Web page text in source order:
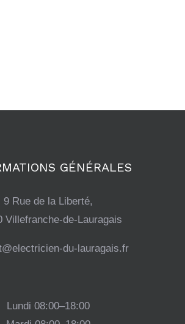
GÉNÉRALES
9 Rue de la Liberté,
Villefranche-de-Lauragais
du-lauragais.fr
Lundi 08:00–18:00